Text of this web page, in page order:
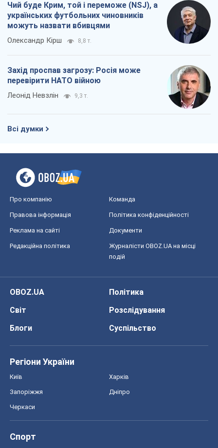
Чий буде Крим, той і переможе (NSJ), а
українських футбольних чиновників
можуть назвати вбивцями
Олександр Кірш 8,8 т.
Захід проспав загрозу: Росія може
перевірити НАТО війною
Леонід Невзлін 9,3 т.
Всі думки
Про компанію Команда
Правова інформація Політика конфіденційності
Реклама на сайті Документи
Редакційна політика
Журналісти OBOZ.UA на місці
подій
OBOZ.UA
Політика
Світ
Розслідування
Блоги
Суспільство
Регіони України
Київ Харків
Запоріжжя Дніпро
Черкаси
Спорт